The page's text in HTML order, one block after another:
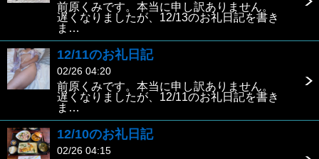
前原くみです。本当に申し訳ありません。
遅くなりましたが、12/13のお礼日記を書き
ま…
12/11のお礼日記
02/26 04:20
前原くみです。本当に申し訳ありません。
遅くなりましたが、12/11のお礼日記を書き
ま…
12/10のお礼日記
02/26 04:15